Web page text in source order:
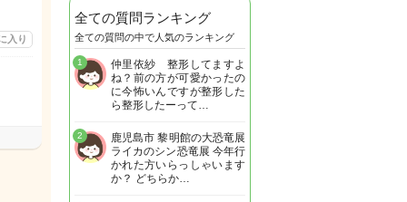
入り
全ての質問ランキング
全ての質問の中で人気のランキング
仲里依紗 整形してますよ
ね？前の方が可愛かったの
に今怖いんですが整形した
ら整形したーって…
1
鹿児島市 黎明館の大恐竜展
ライカのシン恐竜展 今年行
かれた方いらっしゃいます
か？ どちらか…
2